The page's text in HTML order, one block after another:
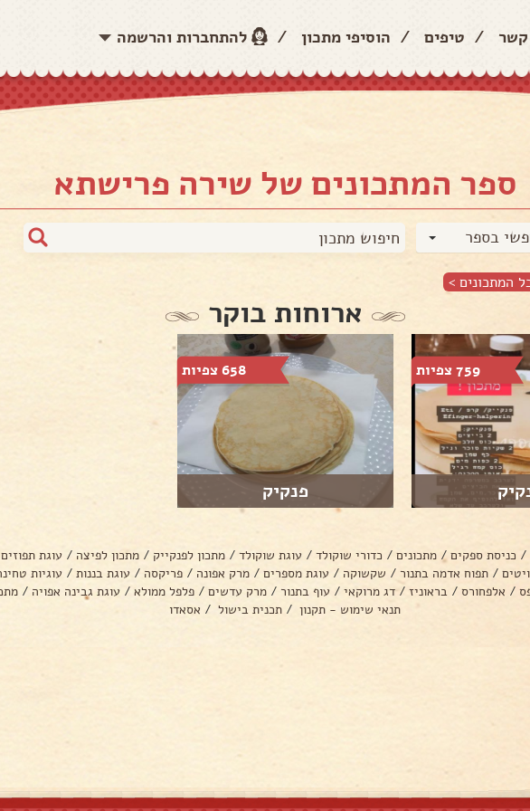
קשר / טיפים / הוסיפי מתכון / להתחברות והרשמה
ספר המתכונים של שירה פרישתא
בספר
המתכונים >
ארוחות בוקר
759 צפיות 658 צפיות
פנקיק
/ כניסת ספקים / מתכונים / כדורי שוקולד / עוגת שוקולד / מתכון לפנקייק / מתכון לפיצה / עוגת תפוזים
/ תפוח אדמה בתנור / שקשוקה / עוגת מספרים / מרק אפונה / פריקסה / עוגת בננות / עוגיות
/ אלפחורס / בראוניז / דג מרוקאי / עוף בתנור / מרק עדשים / פלפל ממולא / עוגת גבינה אפויה /
תנאי שימוש - תקנון / תכנית בישול / אסאדו